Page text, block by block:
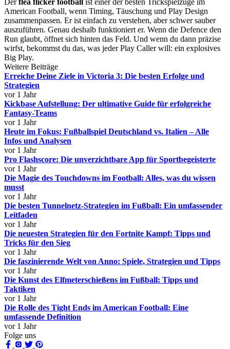
Derflea flicker football
ist einer der besten Trickspielzüge im
American Football, wenn Timing, Täuschung und Play Design
zusammenpassen. Er ist einfach zu verstehen, aber schwer sauber
auszuführen. Genau deshalb funktioniert er. Wenn die Defence den
Run glaubt, öffnet sich hinten das Feld. Und wenn du dann präzise
wirfst, bekommst du das, was jeder Play Caller will: ein explosives
Big Play.
Weitere Beiträge
Erreiche Deine Ziele in Victoria 3: Die besten Erfolge und
Strategien
vor 1 Jahr
Kickbase Aufstellung: Der ultimative Guide für erfolgreiche
Fantasy-Teams
vor 1 Jahr
Heute im Fokus: Fußballspiel Deutschland vs. Italien – Alle
Infos und Analysen
vor 1 Jahr
Pro Flashscore: Die unverzichtbare App für Sportbegeisterte
vor 1 Jahr
Die Magie des Touchdowns im Football: Alles, was du wissen
musst
vor 1 Jahr
Die besten Tunnelnetz-Strategien im Fußball: Ein umfassender
Leitfaden
vor 1 Jahr
Die neuesten Strategien für den Fortnite Kampf: Tipps und
Tricks für den Sieg
vor 1 Jahr
Die faszinierende Welt von Anno: Spiele, Strategien und Tipps
vor 1 Jahr
Die Kunst des Elfmeterschießens im Fußball: Tipps und
Taktiken
vor 1 Jahr
Die Rolle des Tight Ends im American Football: Eine
umfassende Definition
vor 1 Jahr
Folge uns